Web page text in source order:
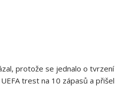
protože se jednalo o
trest na 10 zápasů a